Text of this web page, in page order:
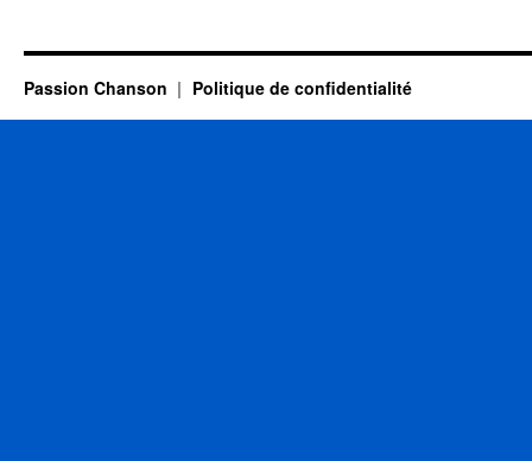
Passion Chanson Politique de confidentialité